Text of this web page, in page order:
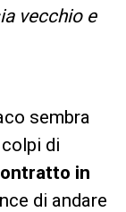
vecchio e
sembra
di
in
di andare